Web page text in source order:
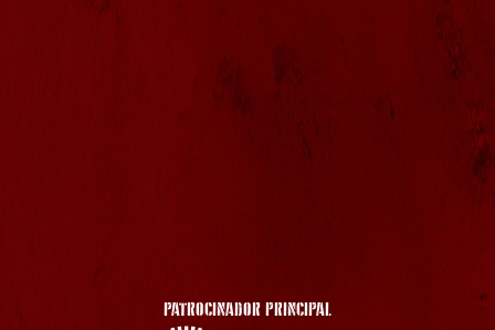
PATROCINADOR PRINCIPAL